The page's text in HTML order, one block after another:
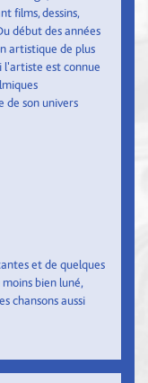
films, dessins,
début des années
artistique de plus
l'artiste est connue
de son univers
et de quelques
bien luné,
chansons aussi